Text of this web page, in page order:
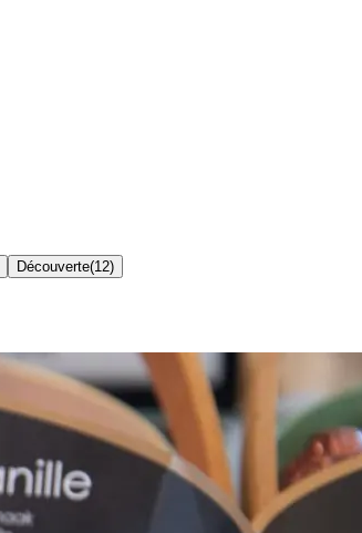
Découverte(12)